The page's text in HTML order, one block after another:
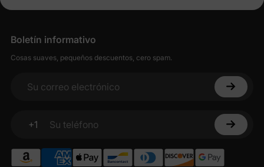
Boletín informativo
Cosas suaves, pequeños descuentos, cero spam.
Su correo electrónico
+1
Su teléfono